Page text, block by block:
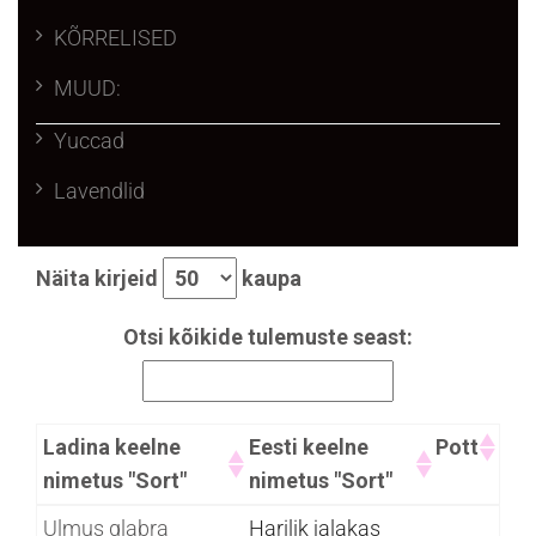
KÕRRELISED
MUUD:
Yuccad
Lavendlid
Näita kirjeid kaupa
Otsi kõikide tulemuste seast:
Ladina keelne
nimetus "Sort"
Eesti keelne
nimetus "Sort"
Pott
Ladina keelne
Eesti keelne
Ulmus glabra
Harilik jalakas